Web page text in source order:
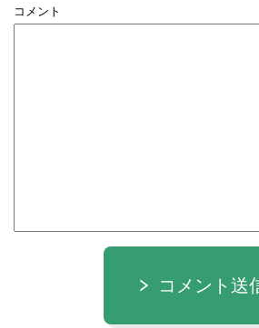
コメント
コメント送